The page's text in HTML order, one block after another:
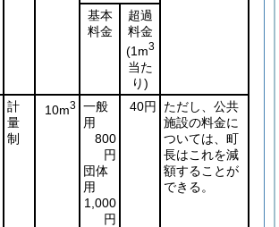
基本
料金
超過
料金
(1m3
当た
り)
計
量
制
10m3
一般
用
800
円
団体
用
1,000
円
40円
ただし、公共
施設の料金に
ついては、町
長はこれを減
額することが
できる。